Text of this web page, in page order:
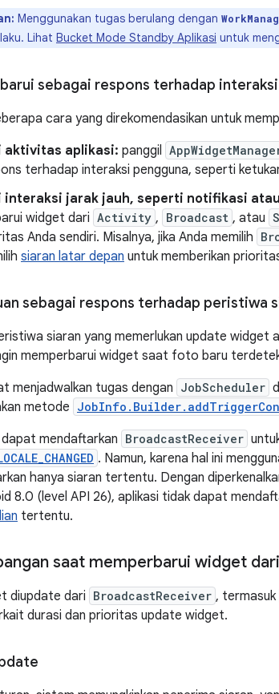
Menggunakan tugas berulang dengan
Lihat Bucket Mode Standby Aplikasi untuk
sebagai respons terhadap
cara yang direkomendasikan untuk
aktivitas aplikasi: panggil
terhadap interaksi pengguna, seperti
interaksi jarak jauh, seperti notifikasi
widget dari Activity , Broadcast , atau
Anda sendiri. Misalnya, jika Anda memilih
siaran latar depan untuk memberikan
sebagai respons terhadap peristiwa
siaran yang memerlukan update widget
memperbarui widget saat foto baru
menjadwalkan tugas dengan JobScheduler
metode
mendaftarkan BroadcastReceiver
. Namun, karena hal ini
hanya siaran tertentu. Dengan
8.0 (level API 26), aplikasi tidak dapat
tertentu.
saat memperbarui widget
diupdate dari BroadcastReceiver , termasuk
durasi dan prioritas update widget.